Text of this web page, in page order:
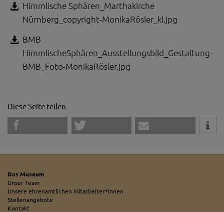
Himmlische Sphären_Marthakirche
Nürnberg_copyright-MonikaRösler_kl.jpg
BMB
HimmlischeSphären_Ausstellungsbild_Gestaltung-
BMB_Foto-MonikaRösler.jpg
Diese Seite teilen
Das Museum
Unser Team
Unsere ehrenamtlichen Mitarbeiter*innen
Stellenangebote
Kontakt